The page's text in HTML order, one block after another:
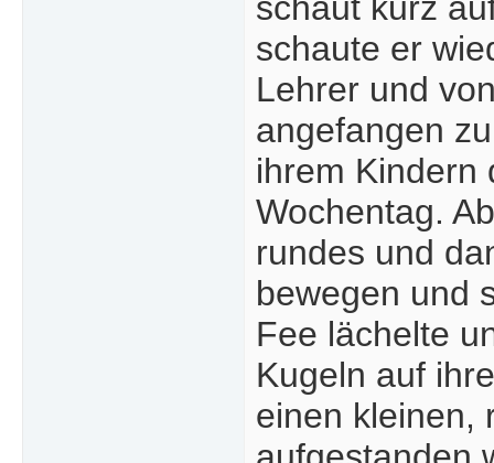
schaut kurz
schaute er
Lehrer und
angefangen
ihrem Kindern
Wochentag.
rundes und
bewegen und
Fee lächelte
Kugeln auf
einen kleinen,